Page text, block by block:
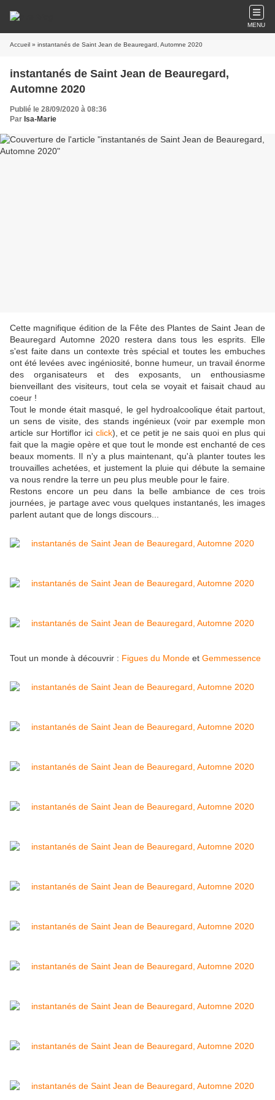
MENU
Accueil » instantanés de Saint Jean de Beauregard, Automne 2020
instantanés de Saint Jean de Beauregard,
Automne 2020
Publié le 28/09/2020 à 08:36
Par Isa-Marie
Cette magnifique édition de la Fête des Plantes de Saint Jean de
Beauregard Automne 2020 restera dans tous les esprits. Elle
s'est faite dans un contexte très spécial et toutes les embuches
ont été levées avec ingéniosité, bonne humeur, un travail énorme
des organisateurs et des exposants, un enthousiasme
bienveillant des visiteurs, tout cela se voyait et faisait chaud au
coeur !
Tout le monde était masqué, le gel hydroalcoolique était partout,
un sens de visite, des stands ingénieux (voir par exemple mon
article sur Hortiflor ici click), et ce petit je ne sais quoi en plus qui
fait que la magie opère et que tout le monde est enchanté de ces
beaux moments. Il n'y a plus maintenant, qu'à planter toutes les
trouvailles achetées, et justement la pluie qui débute la semaine
va nous rendre la terre un peu plus meuble pour le faire.
Restons encore un peu dans la belle ambiance de ces trois
journées, je partage avec vous quelques instantanés, les images
parlent autant que de longs discours...
Tout un monde à découvrir : Figues du Monde et Gemmessence